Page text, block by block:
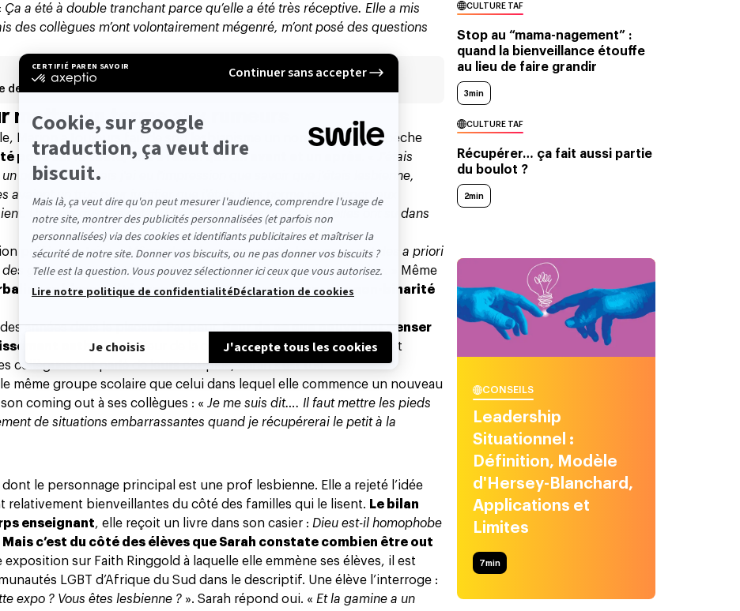
Ça a été à double tranchant parce qu’elle a été très réceptive. Elle a mis
des collègues m’ont volontairement mégenré, m’ont posé des questions
l’IA ?
mettre un terme aux rumeurs
Marion a toujours fait de son lesbianisme un non-sujet. Il n’empêche
posé sur la table, elle a remarqué un avant et un après
J'étais
peu bizarre mais j'ai eu l'impression que savoir que j'étais lesbienne,
avaient un truc pour justifier que j'étais hors norme par rapport aux
Une fois qu'elles ont eu une réponse à leur question, elles ont su dans
préfère se taire. «Même dans la communauté, beaucoup ont des a priori
gens ce que c'est, surtout quand c'est de la curiosité malsaine.
» Même
sa bisexualité sans peine, mais cache encore sa non-binarité
années dans le placard. Par peur.Peur de ce que pouvaient penser
catholique.Peur de la confusion entre homosexualité et
collèguesont parlé de leurs couples, Sarah s’est tue.
même groupe scolaire que celui dans lequel elle commence un nouveau
coming out à ses collègues : « Je me suis dit…. Il faut mettre les pieds
de situations embarrassantes quand je récupérerai le petit à la
le personnage principal est une prof lesbienne. Elle a rejeté l’idée
relativement bienveillantes du côté des familles qui le lisent. Le bilan
enseignant, elle reçoit un livre dans son casier : Dieu est-il homophobe
Mais c’est du côté des élèves que Sarah constate combien être out
exposition sur Faith Ringgold à laquelle elle emmène ses élèves, il est
LGBT d’Afrique du Sud dans le descriptif. Une élève l’interroge :
expo ? Vous êtes lesbienne ? ». Sarah répond oui. « Et la gamine a un
CULTURE TAF
Stop au “mama-nagement” :
quand la bienveillance étouffe
au lieu de faire grandir
3min
CULTURE TAF
Récupérer… ça fait aussi partie
du boulot ?
2min
CONSEILS
Leadership
Situationnel :
Définition, Modèle
d'Hersey-Blanchard,
Applications et
Limites
7min